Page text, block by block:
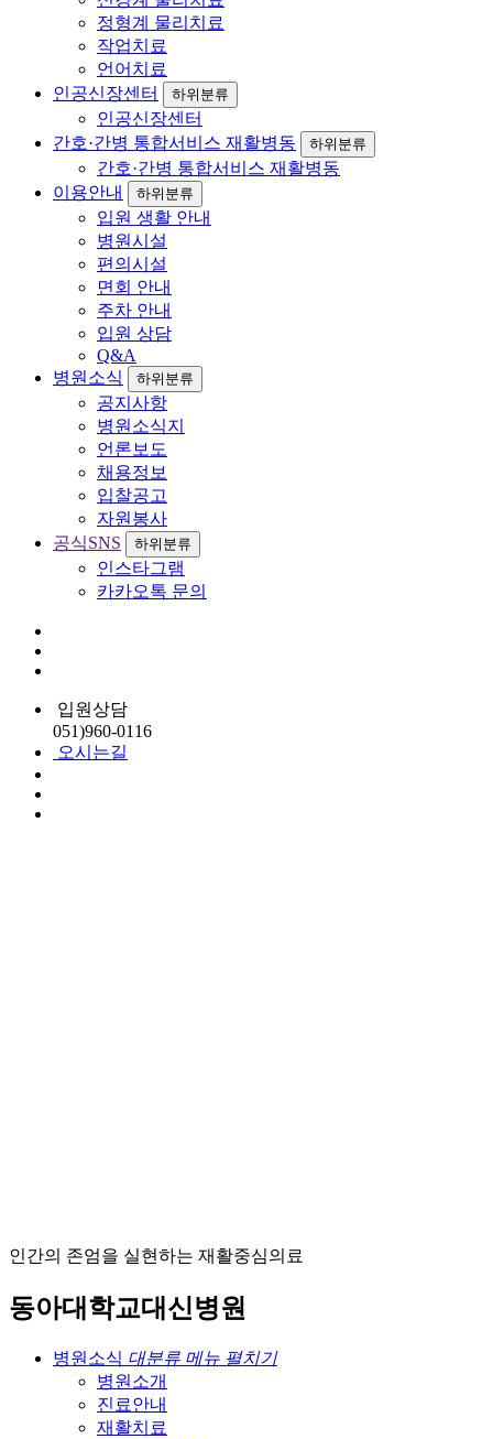
정형계 물리치료
작업치료
언어치료
인공신장센터
하위분류
인공신장센터
간호·간병 통합서비스 재활병동
하위분류
간호·간병 통합서비스 재활병동
이용안내
하위분류
입원 생활 안내
병원시설
편의시설
면회 안내
주차 안내
입원 상담
Q&A
병원소식
하위분류
공지사항
병원소식지
언론보도
채용정보
입찰공고
자원봉사
공식SNS
하위분류
인스타그램
카카오톡 문의
입원상담
051)960-0116
오시는길
인간의 존엄을 실현하는 재 활중심의 료
동아대 학교대 신병원
병원소식 대분류 메뉴 펼치기
병원소개
진료안내
재활치료